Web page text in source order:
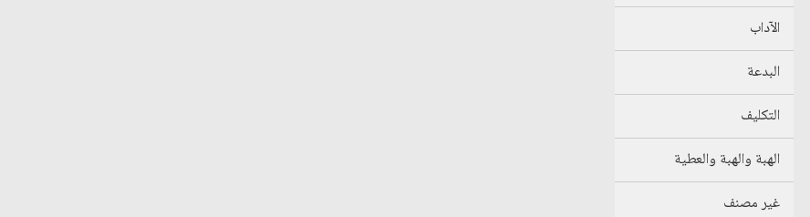
الآداب
البدعة
التكليف
الهبة والهبة والعطية
غير مصنف